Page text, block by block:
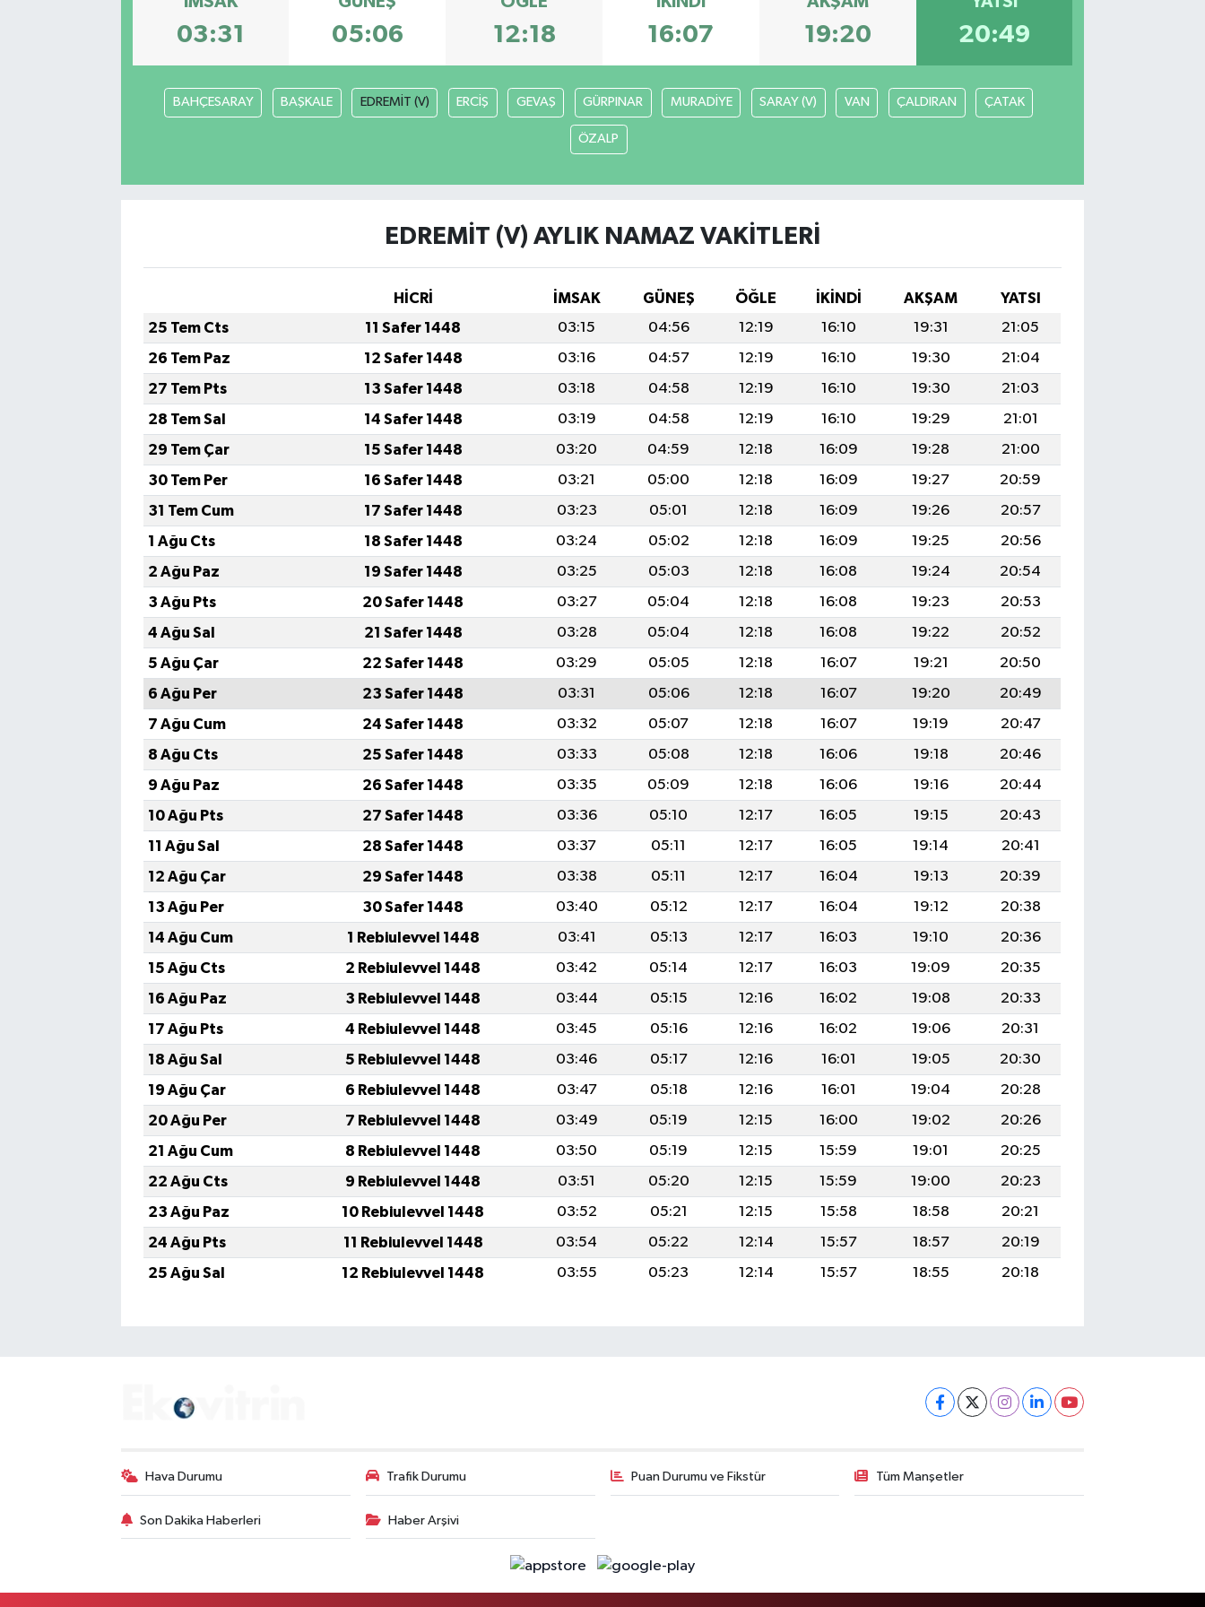
03:31 05:06 12:18 16:07 19:20 20:49
BAHÇESARAY BAŞKALE EDREMİT (V) ERCİŞ GEVAŞ GÜRPINAR MURADİYE SARAY (V) VAN ÇALDIRAN ÇATAK
ÖZALP
EDREMİT (V) AYLIK NAMAZ VAKITLERI
HİCRİ İMSAK GÜNEŞ ÖĞLE İKINDI AKŞAM
YATSI
25 Tem Cts
11 Safer 1448 03:15 04:56 12:19 16:10 19:31
21:05
26 Tem Paz
12 Safer 1448 03:16 04:57 12:19 16:10 19:30
21:04
27 Tem Pts
13 Safer 1448 03:18 04:58 12:19 16:10 19:30
21:03
28 Tem Sal
14 Safer 1448 03:19 04:58 12:19 16:10 19:29
21:01
29 Tem Çar
15 Safer 1448 03:20 04:59 12:18 16:09 19:28
21:00
30 Tem Per
16 Safer 1448 03:21 05:00 12:18 16:09 19:27
20:59
31 Tem Cum
17 Safer 1448 03:23 05:01 12:18 16:09 19:26
20:57
1 Ağu Cts
18 Safer 1448 03:24 05:02 12:18 16:09 19:25
20:56
2 Ağu Paz
19 Safer 1448 03:25 05:03 12:18 16:08 19:24
20:54
3 Ağu Pts
20 Safer 1448 03:27 05:04 12:18 16:08 19:23
20:53
4 Ağu Sal
21 Safer 1448 03:28 05:04 12:18 16:08 19:22
20:52
5 Ağu Çar
22 Safer 1448 03:29 05:05 12:18 16:07 19:21
20:50
6 Ağu Per
23 Safer 1448 03:31 05:06 12:18 16:07 19:20
20:49
7 Ağu Cum
24 Safer 1448 03:32 05:07 12:18 16:07 19:19
20:47
8 Ağu Cts
25 Safer 1448 03:33 05:08 12:18 16:06 19:18
20:46
9 Ağu Paz
26 Safer 1448 03:35 05:09 12:18 16:06 19:16
20:44
10 Ağu Pts
27 Safer 1448 03:36 05:10 12:17 16:05 19:15
20:43
11 Ağu Sal
28 Safer 1448 03:37 05:11 12:17 16:05 19:14
20:41
12 Ağu Çar
29 Safer 1448 03:38 05:11 12:17 16:04 19:13
20:39
13 Ağu Per
30 Safer 1448 03:40 05:12 12:17 16:04 19:12
20:38
14 Ağu Cum
1 Rebiulevvel 1448 03:41 05:13 12:17 16:03 19:10
20:36
15 Ağu Cts
2 Rebiulevvel 1448 03:42 05:14 12:17 16:03 19:09
20:35
16 Ağu Paz
3 Rebiulevvel 1448 03:44 05:15 12:16 16:02 19:08
20:33
17 Ağu Pts
4 Rebiulevvel 1448 03:45 05:16 12:16 16:02 19:06
20:31
18 Ağu Sal
5 Rebiulevvel 1448 03:46 05:17 12:16 16:01 19:05
20:30
19 Ağu Çar
6 Rebiulevvel 1448 03:47 05:18 12:16 16:01 19:04
20:28
20 Ağu Per
7 Rebiulevvel 1448 03:49 05:19 12:15 16:00 19:02
20:26
21 Ağu Cum
8 Rebiulevvel 1448 03:50 05:19 12:15 15:59 19:01
20:25
22 Ağu Cts
9 Rebiulevvel 1448 03:51 05:20 12:15 15:59 19:00
20:23
23 Ağu Paz
10 Rebiulevvel 1448 03:52 05:21 12:15 15:58 18:58
20:21
24 Ağu Pts
11 Rebiulevvel 1448 03:54 05:22 12:14 15:57 18:57
20:19
25 Ağu Sal
12 Rebiulevvel 1448 03:55 05:23 12:14 15:57 18:55 20:18
Hava Durumu Trafik Durumu Puan Durumu ve Fikstür Tüm Manşetler
Son Dakika Haberleri Haber Arşivi